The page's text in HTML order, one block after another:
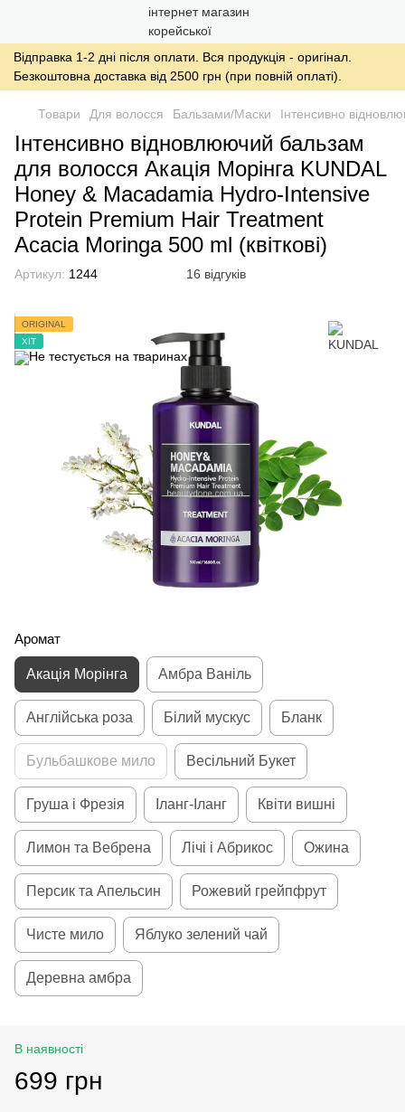
Відправка 1-2 дні після оплати. Вся продукція - оригінал.
Безкоштовна доставка від 2500 грн (при повній оплаті).
Товари Для волосся Бальзами/Маски Інтенсивно
Інтенсивно відновлюючий бальзам
для волосся Акація Морінга KUNDAL
Honey & Macadamia Hydro-Intensive
Protein Premium Hair Treatment
Acacia Moringa 500 ml (квіткові)
Артикул: 1244 16 відгуків
ORIGINAL
ХІТ
Аромат
Акація Морінга Амбра Ваніль
Англійська роза Білий мускус Бланк
Бульбашкове мило Весільний Букет
Груша і Фрезія Іланг-Іланг Квіти вишні
Лимон та Вебрена Лічі і Абрикос Ожина
Персик та Апельсин Рожевий грейпфрут
Чисте мило Яблуко зелений чай
Деревна амбра
В наявності
699 грн